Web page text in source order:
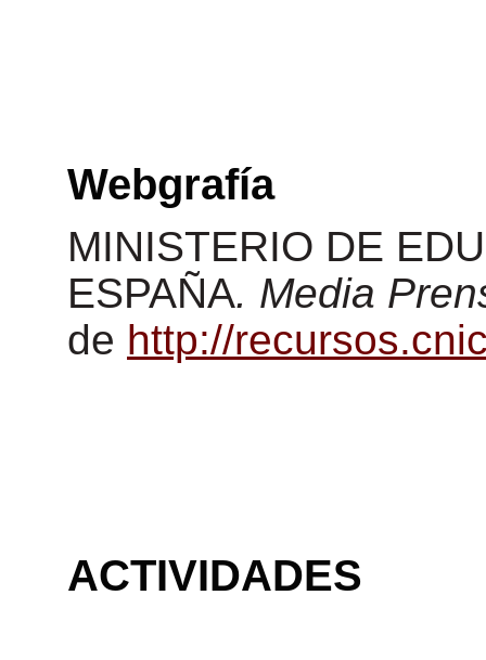
Webgrafía
MINISTERIO DE
ESPAÑA. Media
de http://
ACTIVIDADES